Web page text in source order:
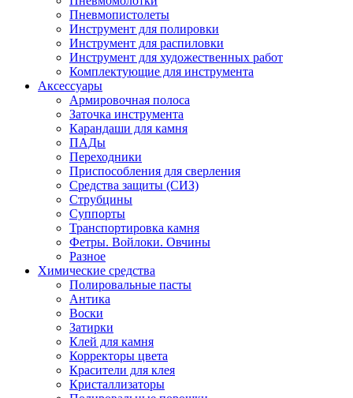
Пневмопистолеты
Инструмент для полировки
Инструмент для распиловки
Инструмент для художественных работ
Комплектующие для инструмента
Аксессуары
Армировочная полоса
Заточка инструмента
Карандаши для камня
ПАДы
Переходники
Приспособления для сверления
Средства защиты (СИЗ)
Струбцины
Суппорты
Транспортировка камня
Фетры. Войлоки. Овчины
Разное
Химические средства
Полировальные пасты
Антика
Воски
Затирки
Клей для камня
Корректоры цвета
Красители для клея
Кристаллизаторы